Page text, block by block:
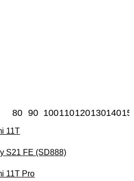
80 90 100110120130140
11T
S21 FE (SD888)
11T Pro